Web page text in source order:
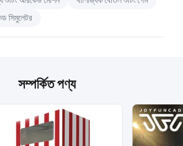
সিমুলেটর
সম্পর্কিত পণ্য